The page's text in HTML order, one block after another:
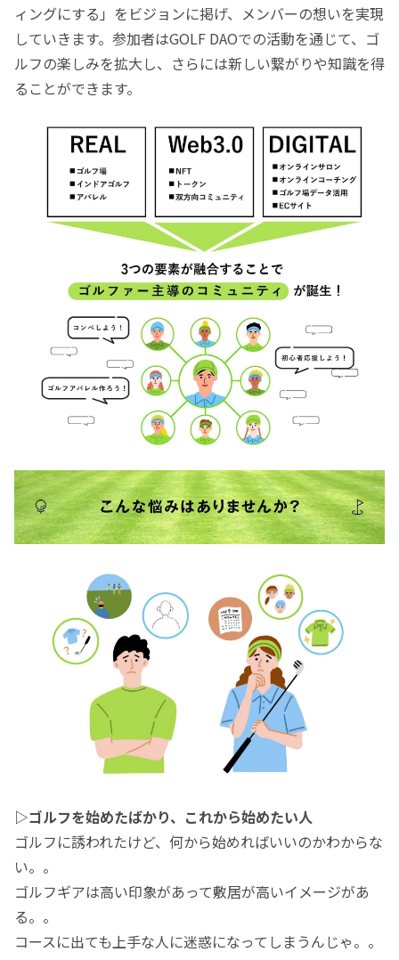
ィングにする」をビジョンに掲げ、メンバーの想いを実現
していきます。参加者はGOLF DAOでの活動を通じて、ゴ
ルフの楽しみを拡大し、さらには新しい繋がりや知識を得
ることができます。
▷ゴルフを始めたばかり、これから始めたい人
ゴルフに誘われたけど、何から始めればいいのかわからな
い。。
ゴルフギアは高い印象があって敷居が高いイメージがあ
る。。
コースに出ても上手な人に迷惑になってしまうんじゃ。。